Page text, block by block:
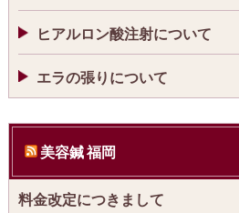
ヒアルロン酸注射について
エラの張りについて
美容鍼 福岡
料金改定につきまして